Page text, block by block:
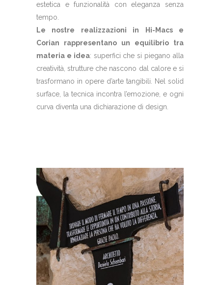
estetica e funzionalità con eleganza senza
tempo.
Le nostre realizzazioni in Hi-Macs e
Corian rappresentano un equilibrio tra
materia e idea: superfici che si piegano alla
creatività, strutture che nascono dal calore e si
trasformano in opere d’arte tangibili. Nel solid
surface, la tecnica incontra l’emozione, e ogni
curva diventa una dichiarazione di design.